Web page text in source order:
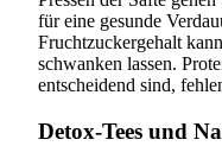
für eine gesunde
Fruchtzuckergehalt
schwanken lassen.
entscheidend sind,
Detox-Tees und